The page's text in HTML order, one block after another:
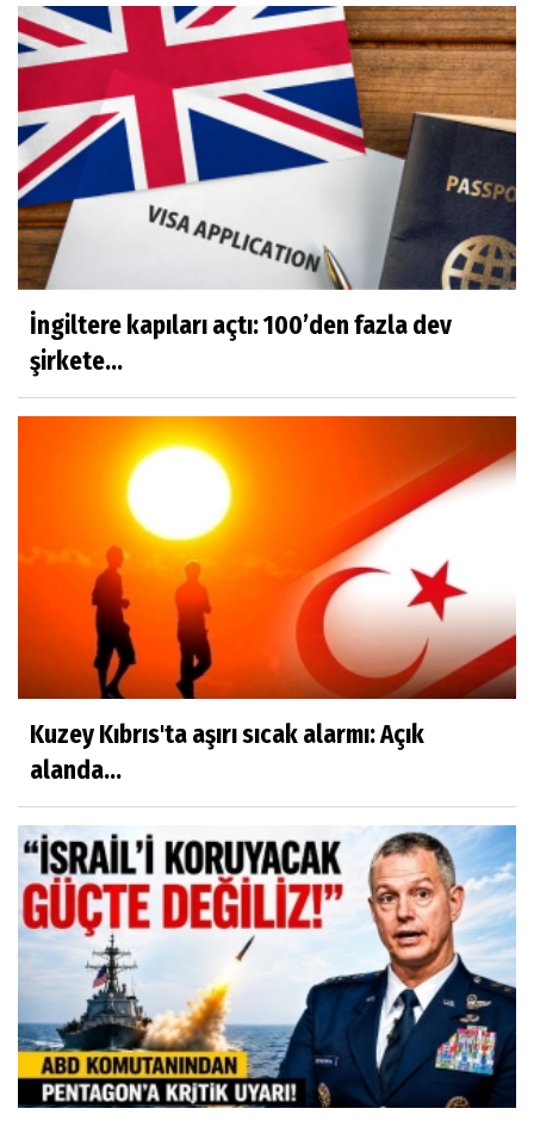
İngiltere kapıları açtı: 100’den fazla dev
şirkete...
Kuzey Kıbrıs'ta aşırı sıcak alarmı: Açık
alanda...